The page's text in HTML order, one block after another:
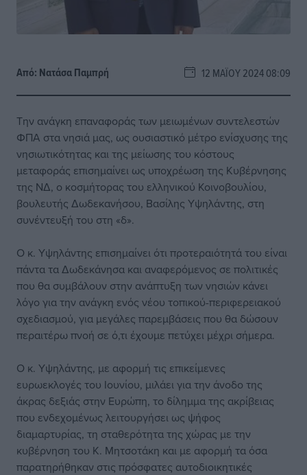
Από: Νατάσα Παμπρή 12 ΜΑΪ́ΟΥ 2024 08:09
Την ανάγκη επαναφοράς των μειωμένων συντελεστών
ΦΠΑ στα νησιά μας, ως ουσιαστικό μέτρο ενίσχυσης της
νησιωτικότητας και της μείωσης του κόστους
μεταφοράς επισημαίνει ως υποχρέωση της Κυβέρνησης
της ΝΔ, ο κοσμήτορας του ελληνικού Κοινοβουλίου,
βουλευτής Δωδεκανήσου, Βασίλης Υψηλάντης, στη
συνέντευξή του στη «δ».
Ο κ. Υψηλάντης επισημαίνει ότι προτεραιότητά του είναι
πάντα τα Δωδεκάνησα και αναφερόμενος σε πολιτικές
που θα συμβάλουν στην ανάπτυξη των νησιών κάνει
λόγο για την ανάγκη ενός νέου τοπικού-περιφερειακού
σχεδιασμού, για μεγάλες παρεμβάσεις που θα δώσουν
περαιτέρω πνοή σε ό,τι έχουμε πετύχει μέχρι σήμερα.
Ο κ. Υψηλάντης, με αφορμή τις επικείμενες
ευρωεκλογές του Ιουνίου, μιλάει για την άνοδο της
άκρας δεξιάς στην Ευρώπη, το δίλημμα της ακρίβειας
που ενδεχομένως λειτουργήσει ως ψήφος
διαμαρτυρίας, τη σταθερότητα της χώρας με την
κυβέρνηση του Κ. Μητσοτάκη και με αφορμή τα όσα
παρατηρήθηκαν στις πρόσφατες αυτοδιοικητικές